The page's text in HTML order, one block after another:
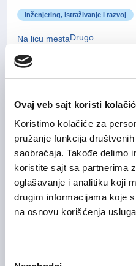
Ovaj veb sajt koristi
Koristimo kolačiće za
pružanje funkcija
saobraćaja. Takođe delimo
koristite sajt sa partnerima
oglašavanje i analitiku koji
drugim informacijama koje
na osnovu korišćenja
Inženjering, istraživanje i razvoj
Na licu mestaDrugo
Application Support
Informacione Tehnologije
Hibridni model rada Beograd